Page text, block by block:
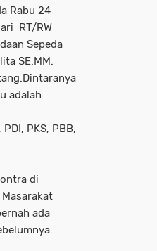
Rabu 24
RT/RW
Sepeda
SE.MM.
adalah
PKS, PBB,
di
ada